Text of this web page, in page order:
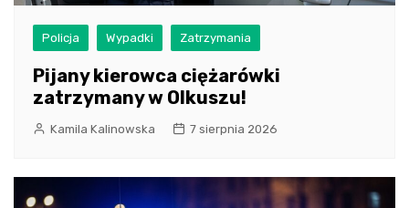
Policja Wypadki Zatrzymania
Pijany kierowca ciężarówki
zatrzymany w Olkuszu!
Kamila Kalinowska 7 sierpnia 2026